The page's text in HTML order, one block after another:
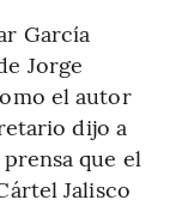
García
Jorge
el autor
dijo a
que el
Jalisco